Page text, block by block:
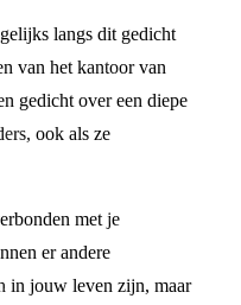
langs dit gedicht
van het kantoor van
gedicht over een diepe
ook als ze
met je
er andere
in jouw leven zijn, maar